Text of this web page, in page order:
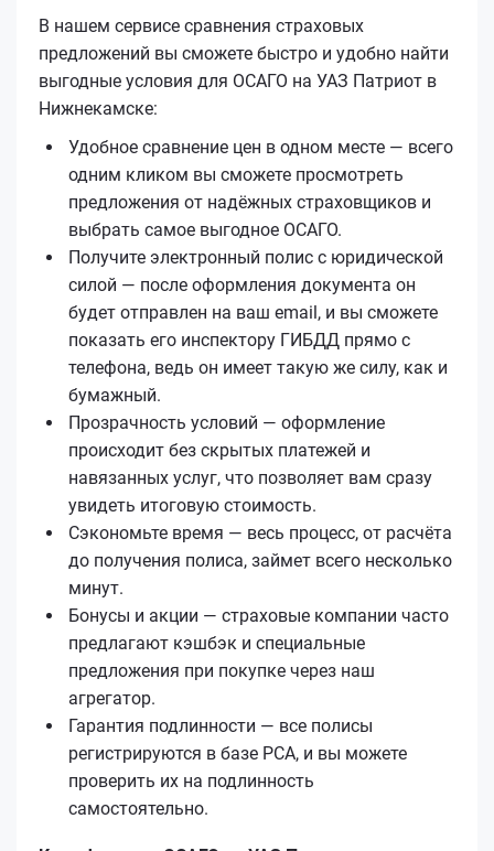
В нашем сервисе сравнения страховых
предложений вы сможете быстро и удобно найти
выгодные условия для ОСАГО на УАЗ Патриот в
Нижнекамске:
Удобное сравнение цен в одном месте — всего
одним кликом вы сможете просмотреть
предложения от надёжных страховщиков и
выбрать самое выгодное ОСАГО.
Получите электронный полис с юридической
силой — после оформления документа он
будет отправлен на ваш email, и вы сможете
показать его инспектору ГИБДД прямо с
телефона, ведь он имеет такую же силу, как и
бумажный.
Прозрачность условий — оформление
происходит без скрытых платежей и
навязанных услуг, что позволяет вам сразу
увидеть итоговую стоимость.
Сэкономьте время — весь процесс, от расчёта
до получения полиса, займет всего несколько
минут.
Бонусы и акции — страховые компании часто
предлагают кэшбэк и специальные
предложения при покупке через наш
агрегатор.
Гарантия подлинности — все полисы
регистрируются в базе РСА, и вы можете
проверить их на подлинность
самостоятельно.